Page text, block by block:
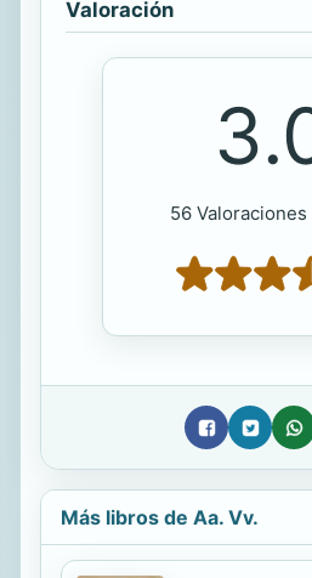
Valoración
56 Valoraciones
Más libros de Aa. Vv.